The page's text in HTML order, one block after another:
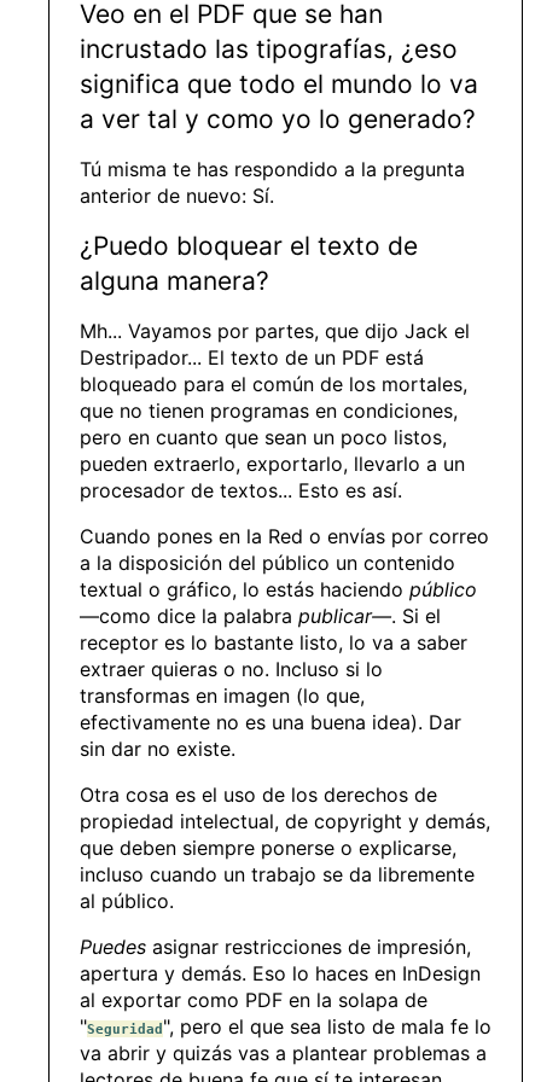
Veo en el PDF que se han
incrustado las tipografías, ¿eso
significa que todo el mundo lo va
a ver tal y como yo lo generado?
Tú misma te has respondido a la pregunta
anterior de nuevo: Sí.
¿Puedo bloquear el texto de
alguna manera?
Mh... Vayamos por partes, que dijo Jack el
Destripador... El texto de un PDF está
bloqueado para el común de los mortales,
que no tienen programas en condiciones,
pero en cuanto que sean un poco listos,
pueden extraerlo, exportarlo, llevarlo a un
procesador de textos... Esto es así.
Cuando pones en la Red o envías por correo
a la disposición del público un contenido
textual o gráfico, lo estás haciendo público
—como dice la palabra publicar—. Si el
receptor es lo bastante listo, lo va a saber
extraer quieras o no. Incluso si lo
transformas en imagen (lo que,
efectivamente no es una buena idea). Dar
sin dar no existe.
Otra cosa es el uso de los derechos de
propiedad intelectual, de copyright y demás,
que deben siempre ponerse o explicarse,
incluso cuando un trabajo se da libremente
al público.
Puedes asignar restricciones de impresión,
apertura y demás. Eso lo haces en InDesign
al exportar como PDF en la solapa de
"Seguridad", pero el que sea listo de mala fe lo
va abrir y quizás vas a plantear problemas a